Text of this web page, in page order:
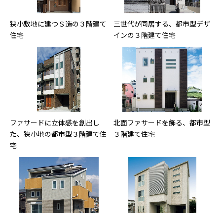
狭小敷地に建つＳ造の３階建て
住宅
三世代が同居する、都市型デザ
インの３階建て住宅
ファサードに立体感を創出し
た、狭小地の都市型３階建て住
宅
北面ファサードを飾る、都市型
３階建て住宅